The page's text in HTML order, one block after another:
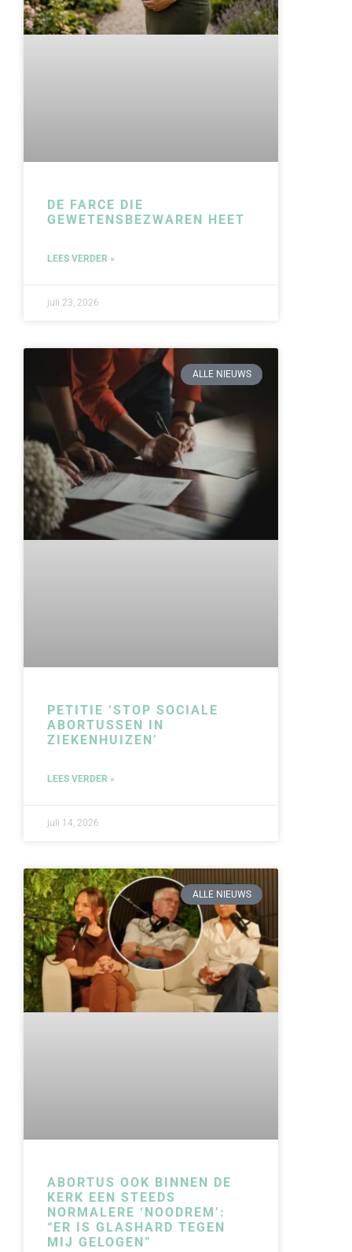
DE FARCE DIE
GEWETENSBEZWAREN HEET
LEES VERDER »
juli 23, 2026
ALLE NIEUWS
PETITIE ‘STOP SOCIALE
ABORTUSSEN IN
ZIEKENHUIZEN’
LEES VERDER »
juli 14, 2026
ALLE NIEUWS
ABORTUS OOK BINNEN DE
KERK EEN STEEDS
NORMALERE ‘NOODREM’:
“ER IS GLASHARD TEGEN
MIJ GELOGEN”